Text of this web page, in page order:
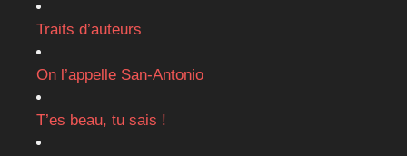
Traits d’auteurs
On l’appelle San-Antonio
T’es beau, tu sais !